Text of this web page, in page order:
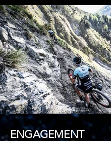
ENGAGEMENT